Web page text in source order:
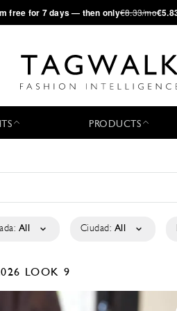
free for 7 days — then only€8.33/mo
PRODUCTS
All Ciudad: All
LOOK 9